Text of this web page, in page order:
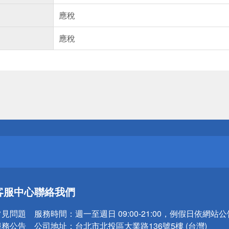
應稅
應稅
小心！
小心！
服中心
問題
公告
聯絡我們
服務時間： 週一至週日 09:00-21:00，例假日依網站
公司地址： 台北市北投區大業路136號5樓 (台灣)